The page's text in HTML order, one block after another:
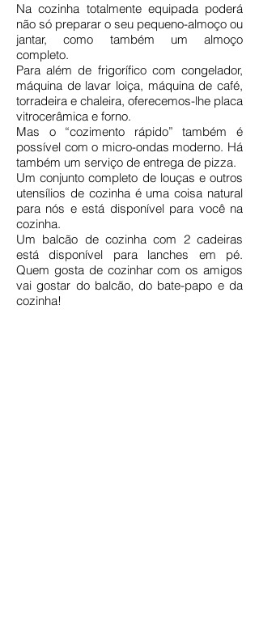
Na cozinha totalmente equipada poderá
não só preparar o seu pequeno-almoço ou
jantar, como também um almoço
completo.
Para além de frigorífico com congelador,
máquina de lavar loiça, máquina de café,
torradeira e chaleira, oferecemos-lhe placa
vitrocerâmica e forno.
Mas o “cozimento rápido” também é
possível com o micro-ondas moderno. Há
também um serviço de entrega de pizza.
Um conjunto completo de louças e outros
utensílios de cozinha é uma coisa natural
para nós e está disponível para você na
cozinha.
Um balcão de cozinha com 2 cadeiras
está disponível para lanches em pé.
Quem gosta de cozinhar com os amigos
vai gostar do balcão, do bate-papo e da
cozinha!